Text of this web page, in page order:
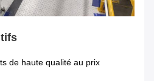
de haute qualité au prix